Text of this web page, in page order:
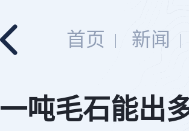
首页 新闻
一吨毛石能出